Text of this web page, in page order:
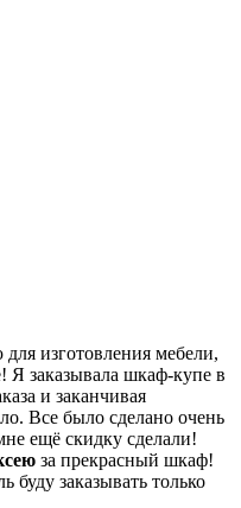
изготовления мебели,
заказывала шкаф-купе в
и заканчивая
Все было сделано очень
ещё скидку сделали!
за прекрасный шкаф!
буду заказывать только